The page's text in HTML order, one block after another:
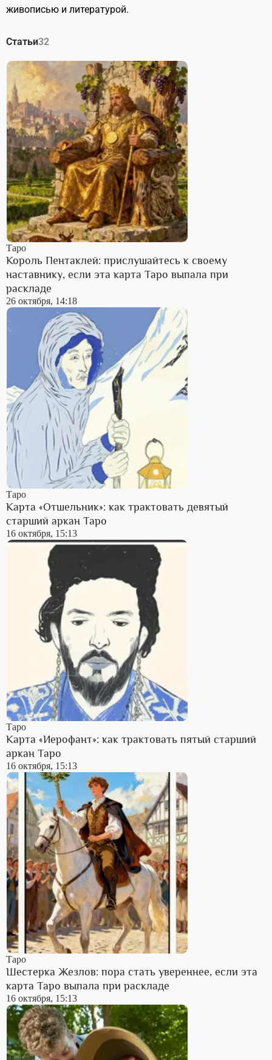
живописью и литературой.
Статьи32
Таро
Король Пентаклей: прислушайтесь к своему
наставнику, если эта карта Таро выпала при
раскладе
26 октября, 14:18
Таро
Карта «Отшельник»: как трактовать девятый
старший аркан Таро
16 октября, 15:13
Таро
Карта «Иерофант»: как трактовать пятый старший
аркан Таро
16 октября, 15:13
Таро
Шестерка Жезлов: пора стать увереннее, если эта
карта Таро выпала при раскладе
16 октября, 15:13